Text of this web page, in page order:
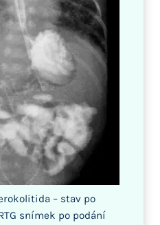
– stav po
snímek po podání